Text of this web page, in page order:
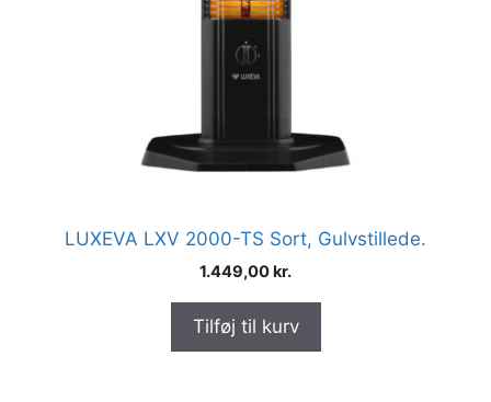
LUXEVA LXV 2000-TS Sort, Gulvstillede.
1.449,00kr.
Tilføj til kurv